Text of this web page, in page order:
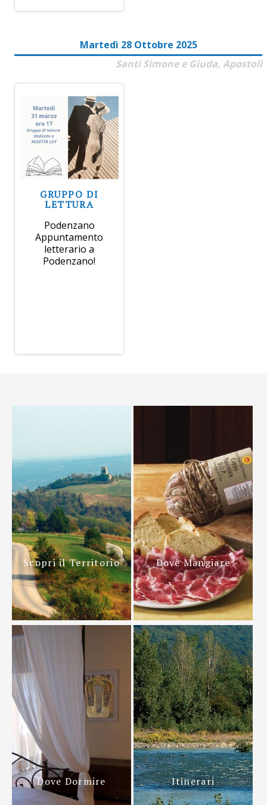
Martedì 28 Ottobre 2025
Santi Simone e Giuda, Apostoli
GRUPPO DI
LETTURA
Podenzano
Appuntamento
letterario a
Podenzano!
Scopri il Territorio Dove Mangiare
Dove Dormire Itinerari